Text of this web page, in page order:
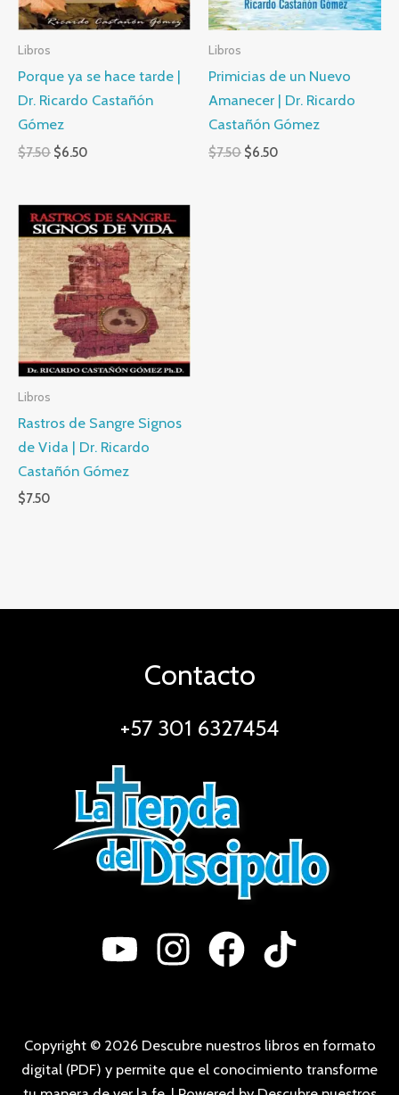
Libros
Porque ya se hace tarde |
Dr. Ricardo Castañón
Gómez
$7.50 Original
$7.50.
$6.50
$6.50.
Libros
Primicias de un Nuevo
Amanecer | Dr. Ricardo
Castañón Gómez
$7.50 Original
$6.50
Libros
Rastros de Sangre Signos
de Vida | Dr. Ricardo
Castañón Gómez
$7.50
Contacto
+57 301 6327454
Copyright © 2026 Descubre nuestros libros en formato
digital (PDF) y permite que el conocimiento transforme